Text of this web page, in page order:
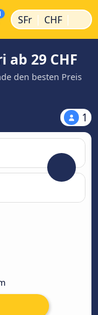
SFr | CHF |
ab 29 CHF
den besten Preis
1